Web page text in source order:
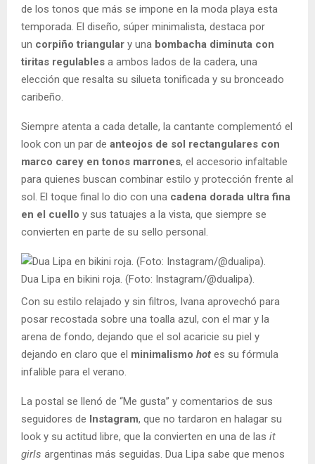
de los tonos que más se impone en la moda playa esta
temporada. El diseño, súper minimalista, destaca por
un corpiño triangular y una bombacha diminuta con
tiritas regulables a ambos lados de la cadera, una
elección que resalta su silueta tonificada y su bronceado
caribeño.
Siempre atenta a cada detalle, la cantante complementó el
look con un par de anteojos de sol rectangulares con
marco carey en tonos marrones, el accesorio infaltable
para quienes buscan combinar estilo y protección frente al
sol. El toque final lo dio con una cadena dorada ultra fina
en el cuello y sus tatuajes a la vista, que siempre se
convierten en parte de su sello personal.
Dua Lipa en bikini roja. (Foto: Instagram/@dualipa).
Con su estilo relajado y sin filtros, Ivana aprovechó para
posar recostada sobre una toalla azul, con el mar y la
arena de fondo, dejando que el sol acaricie su piel y
dejando en claro que el minimalismo hot es su fórmula
infalible para el verano.
La postal se llenó de “Me gusta” y comentarios de sus
seguidores de Instagram, que no tardaron en halagar su
look y su actitud libre, que la convierten en una de las it
girls argentinas más seguidas. Dua Lipa sabe que menos